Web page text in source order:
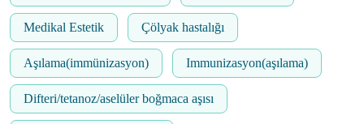
Medikal Estetik Çölyak hastalığı
Aşılama(immünizasyon) Immunizasyon(aşılama)
Difteri/tetanoz/aselüler boğmaca aşısı